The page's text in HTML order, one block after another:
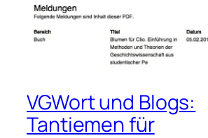
VGWort und Blogs:
Tantiemen für